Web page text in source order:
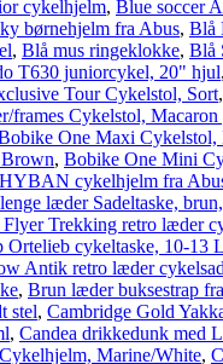
cykelhjelm, Blue soccer
børnehjelm fra Abus, Blå
, Blå mus ringeklokke, Blå
T630 juniorcykel, 20" hjul,
Tour Cykelstol, Sort,
frames Cykelstol, Macaron
One Maxi Cykelstol,
, Bobike One Mini
cykelhjelm fra
læder Sadeltaske,
Trekking retro læder
cykeltaske, 10-13 L
Antik retro læder
, Brun læder buksestrap
stel, Cambridge Gold
, Candea drikkedunk med
Marine/White,